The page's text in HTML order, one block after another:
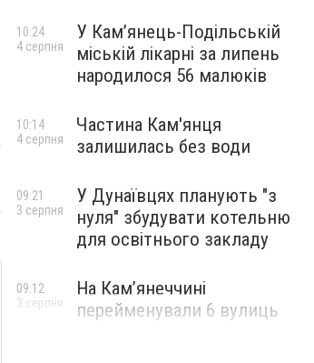
У Кам’янець-Подільській
міській лікарні за липень
народилося 56 малюків
10:24
4 серпня
Частина Кам'янця
залишилась без води
10:14
4 серпня
У Дунаївцях планують "з
нуля" збудувати котельню
для освітнього закладу
09:21
3 серпня
На Камʼянеччині
перейменували 6 вулиць
09:12
3 серпня